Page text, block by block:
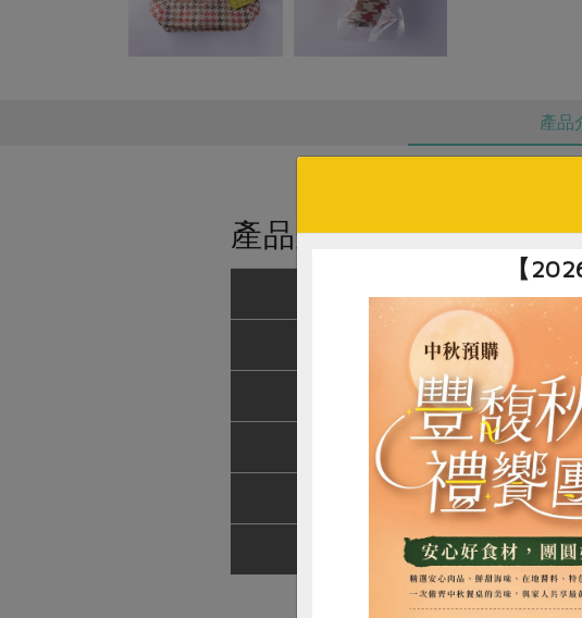
產品
產品規格(*為合作社指
產品名稱 傘布巧袋
生活者工
台灣
淨重/數量 1件, 規格
材質: 尼
常溫
惜食 RPET
【